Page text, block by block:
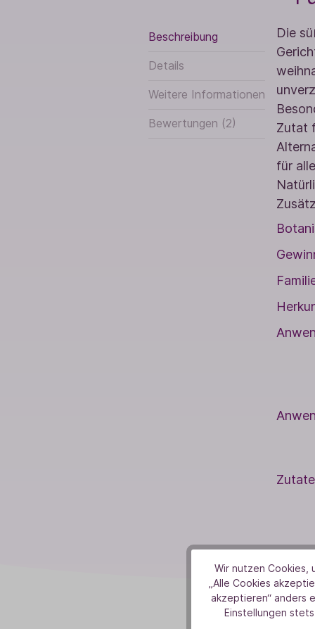
Beschreibung
Details
Weitere Informationen
Bewertungen (2)
Die
Zutat
für
Wir nutzen Cookies,
„Alle Cookies
akzeptieren“ anders
Einstellungen